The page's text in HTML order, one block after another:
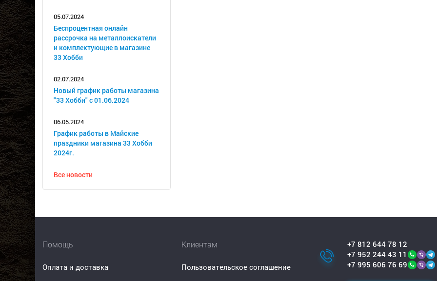
05.07.2024
Беспроцентная онлайн
рассрочка на металлоискатели
и комплектующие в магазине
33 Хобби
02.07.2024
Новый график работы магазина
"33 Хобби" с 01.06.2024
06.05.2024
График работы в Майские
праздники магазина 33 Хобби
2024г.
Все новости
Помощь
Оплата и доставка
Клиентам
Пользовательское соглашение
+7 812 644 78 12
+7 952 244 43 11
+7 995 606 76 69